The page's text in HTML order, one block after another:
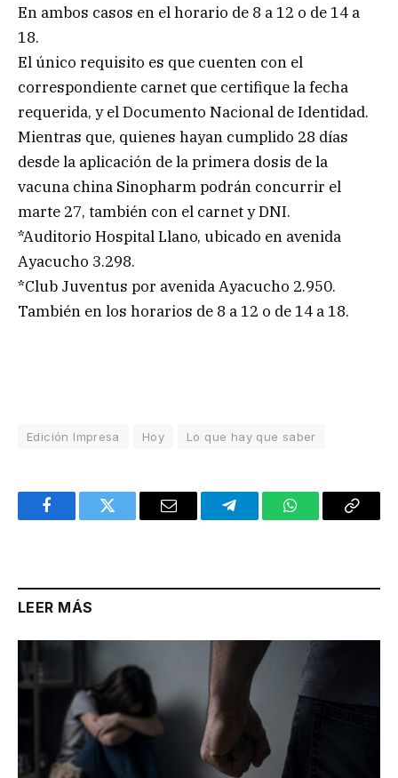
En ambos casos en el horario de 8 a 12 o de 14 a
18.
El único requisito es que cuenten con el
correspondiente carnet que certifique la fecha
requerida, y el Documento Nacional de Identidad.
Mientras que, quienes hayan cumplido 28 días
desde la aplicación de la primera dosis de la
vacuna china Sinopharm podrán concurrir el
marte 27, también con el carnet y DNI.
*Auditorio Hospital Llano, ubicado en avenida
Ayacucho 3.298.
*Club Juventus por avenida Ayacucho 2.950.
También en los horarios de 8 a 12 o de 14 a 18.
Edición Impresa Hoy Lo que hay que saber
FacebookTwitter Email TelegramWhatsAppCopy
LEER MÁS